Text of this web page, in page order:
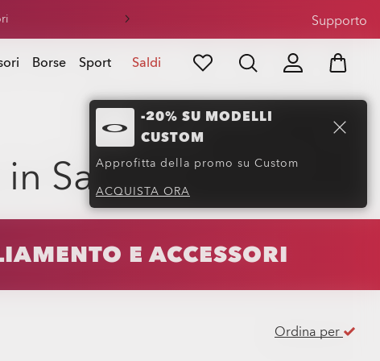
sole Supporto
Borse Sport Saldi
-20% SU MODELLI
CUSTOM
Approfitta della promo su Custom
ACQUISTA ORA
Saldo(0)
E ACCESSORI
Ordina per